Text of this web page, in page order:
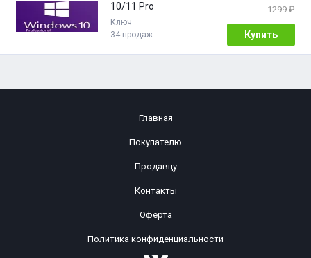
10/11 Pro
Ключ
34 продаж
1299 ₽
Купить
Главная
Покупателю
Продавцу
Контакты
Оферта
Политика конфиденциальности